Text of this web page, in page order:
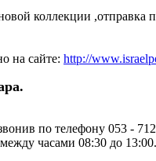
коллекции ,отправка
на сайте: http://
по телефону 053 -
часами 08:30 до 13:00.